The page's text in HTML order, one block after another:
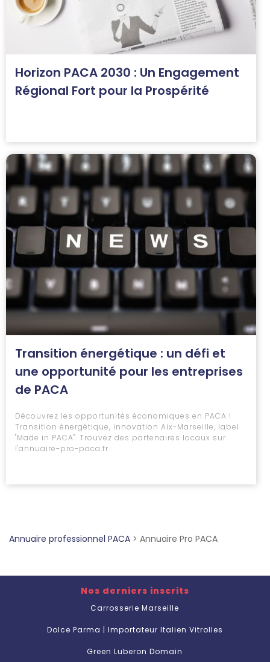
Horizon PACA 2030 : Un Engagement
Régional Fort pour la Prospérité
Transition énergétique : un défi et
une opportunité pour les entreprises
de PACA
Découvrez les opportunités économiques en PACA !
Transition énergétique, innovation Aix-Marseille, label
"Made in PACA". Trouvez des partenaires locaux sur
l'annuaire-pro-paca.fr.
Annuaire professionnel PACA > Annuaire Pro PACA
Nos derniers inscrits
Carrosserie Marseille
Dolce Parma | Importateur Italien Vitrolles
Green Luberon Domain